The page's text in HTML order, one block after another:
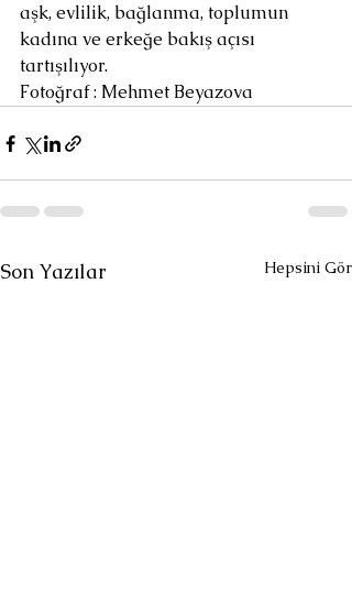
aşk, evlilik, bağlanma, toplumun
kadına ve erkeğe bakış açısı
tartışılıyor.
Fotoğraf : Mehmet Beyazova
Son Yazılar Hepsini Gör